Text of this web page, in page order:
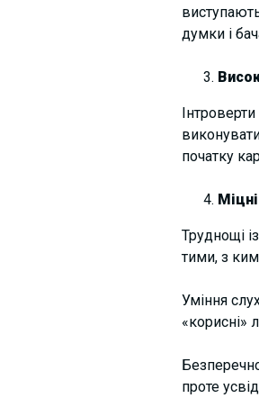
думки і
початку
Труднощі
тими, з
Уміння
«корисні»
проте